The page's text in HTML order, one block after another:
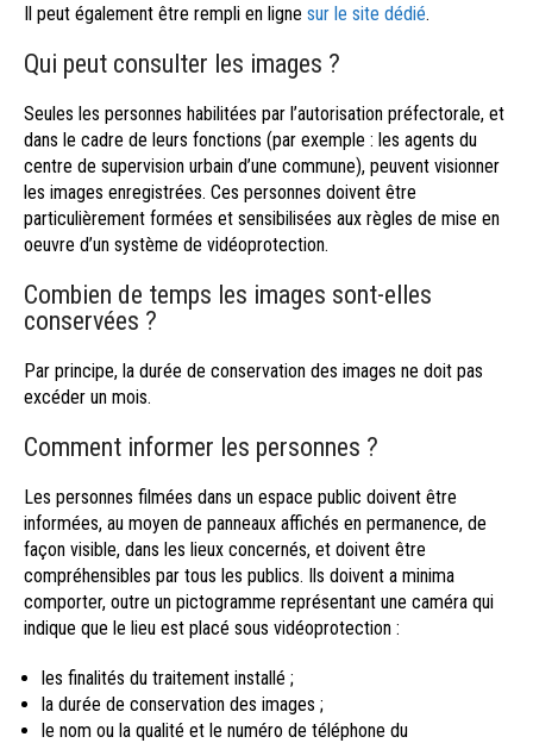
Il peut également être rempli en ligne sur le site dédié.
Qui peut consulter les images ?
Seules les personnes habilitées par l’autorisation préfectorale, et
dans le cadre de leurs fonctions (par exemple : les agents du
centre de supervision urbain d’une commune), peuvent visionner
les images enregistrées. Ces personnes doivent être
particulièrement formées et sensibilisées aux règles de mise en
oeuvre d’un système de vidéoprotection.
Combien de temps les images sont-elles
conservées ?
Par principe, la durée de conservation des images ne doit pas
excéder un mois.
Comment informer les personnes ?
Les personnes filmées dans un espace public doivent être
informées, au moyen de panneaux affichés en permanence, de
façon visible, dans les lieux concernés, et doivent être
compréhensibles par tous les publics. Ils doivent a minima
comporter, outre un pictogramme représentant une caméra qui
indique que le lieu est placé sous vidéoprotection :
les finalités du traitement installé ;
la durée de conservation des images ;
le nom ou la qualité et le numéro de téléphone du